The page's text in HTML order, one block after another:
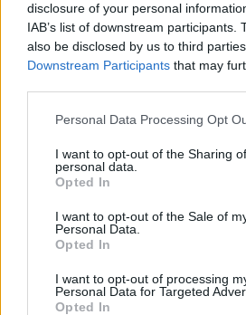
disclosure of your personal
IAB’s list of downstream participants.
also be disclosed by us to third
Downstream Participants that may
Personal Data Processing Opt
I want to opt-out of the Sharing
personal data.
Opted In
I want to opt-out of the Sale of
Personal Data.
Opted In
I want to opt-out of processing
Personal Data for Targeted
Opted In
Horoskopi 8 Gusht 2026/
Çfarë kanë rezervuar yjet
për secilën shenjë?